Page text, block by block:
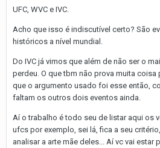
UFC, WVC e IVC.
Acho que isso é indiscutível certo? São
históricos a nível mundial.
Do IVC já vimos que além de não ser o
perdeu. O que tbm não prova muita coisa
que o argumento usado foi esse então,
faltam os outros dois eventos ainda.
Aí o trabalho é todo seu de listar aqui os
ufcs por exemplo, sei lá, fica a seu
analisar a arte mãe deles... Aí vc vai